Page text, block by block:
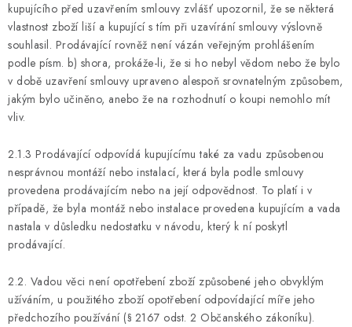
kupujícího před uzavřením smlouvy zvlášť upozornil, že se některá
vlastnost zboží liší a kupující s tím při uzavírání smlouvy výslovně
souhlasil. Prodávající rovněž není vázán veřejným prohlášením
podle písm. b) shora, prokáže-li, že si ho nebyl vědom nebo že bylo
v době uzavření smlouvy upraveno alespoň srovnatelným způsobem,
jakým bylo učiněno, anebo že na rozhodnutí o koupi nemohlo mít
vliv.
2.1.3 Prodávající odpovídá kupujícímu také za vadu způsobenou
nesprávnou montáží nebo instalací, která byla podle smlouvy
provedena prodávajícím nebo na její odpovědnost. To platí i v
případě, že byla montáž nebo instalace provedena kupujícím a vada
nastala v důsledku nedostatku v návodu, který k ní poskytl
prodávající.
2.2. Vadou věci není opotřebení zboží způsobené jeho obvyklým
užíváním, u použitého zboží opotřebení odpovídající míře jeho
předchozího používání (§ 2167 odst. 2 Občanského zákoníku).